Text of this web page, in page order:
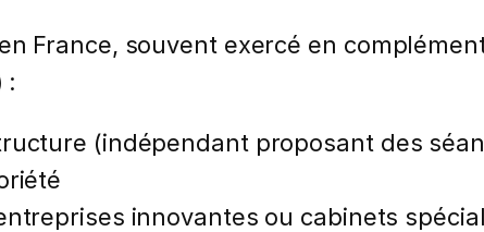
France, souvent exercé en
:
(indépendant proposant des
innovantes ou cabinets